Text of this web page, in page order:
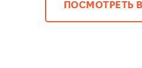
ПОСМОТРЕТЬ